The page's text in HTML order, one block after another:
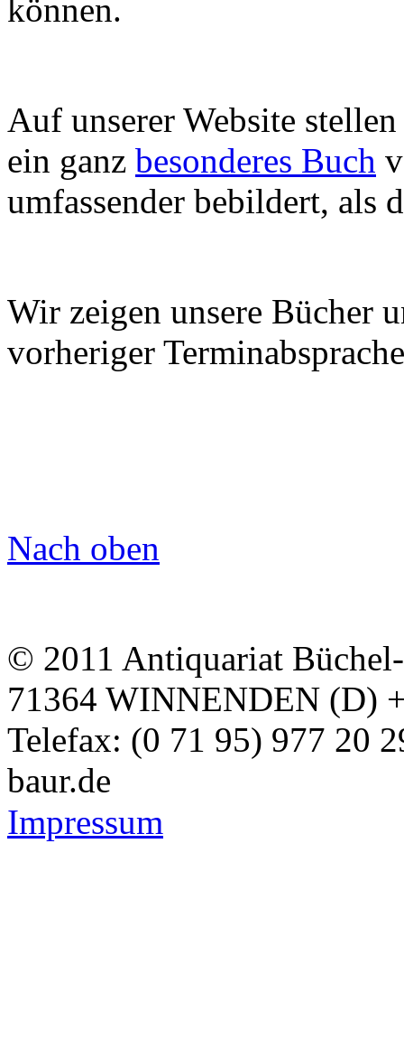
können.
Auf unserer Website
ein ganz besonderes Buch
umfassender bebildert, als
Wir zeigen unsere Bücher
vorheriger
Nach oben
© 2011 Antiquariat
71364 WINNENDEN (D)
Telefax: (0 71 95) 977 20
baur.de
Impressum